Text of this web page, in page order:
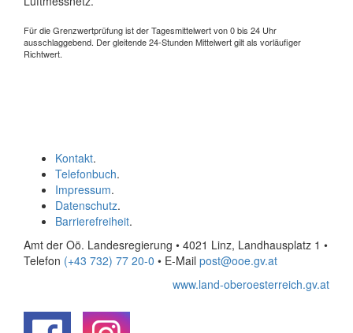
Für die Grenzwertprüfung ist der Tagesmittelwert von 0 bis 24 Uhr
ausschlaggebend. Der gleitende 24-Stunden Mittelwert gilt als vorläufiger
Richtwert.
Kontakt.
Telefonbuch.
Impressum.
Datenschutz.
Barrierefreiheit.
Amt der Oö. Landesregierung • 4021 Linz, Landhausplatz 1 •
Telefon (+43 732) 77 20-0 • E-Mail post@ooe.gv.at
www.land-oberoesterreich.gv.at